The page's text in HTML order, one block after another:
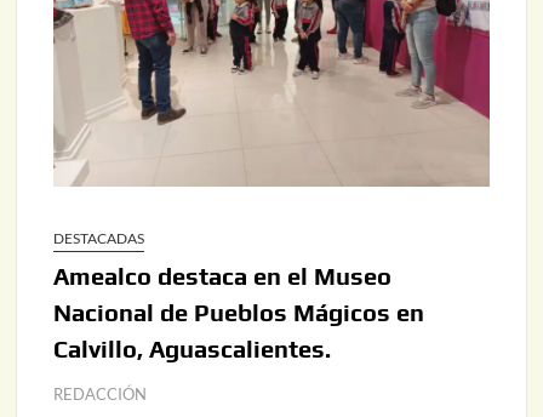
DESTACADAS
Amealco destaca en el Museo
Nacional de Pueblos Mágicos en
Calvillo, Aguascalientes.
REDACCIÓN